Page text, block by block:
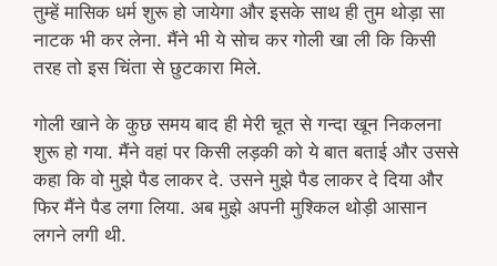
तुम्हें मासिक धर्म शुरू हो जायेगा और इसके साथ ही तुम थोड़ा सा
नाटक भी कर लेना. मैंने भी ये सोच कर गोली खा ली कि किसी
तरह तो इस चिंता से छुटकारा मिले.
गोली खाने के कुछ समय बाद ही मेरी चूत से गन्दा खून निकलना
शुरू हो गया. मैंने वहां पर किसी लड़की को ये बात बताई और उससे
कहा कि वो मुझे पैड लाकर दे. उसने मुझे पैड लाकर दे दिया और
फिर मैंने पैड लगा लिया. अब मुझे अपनी मुश्किल थोड़ी आसान
लगने लगी थी.